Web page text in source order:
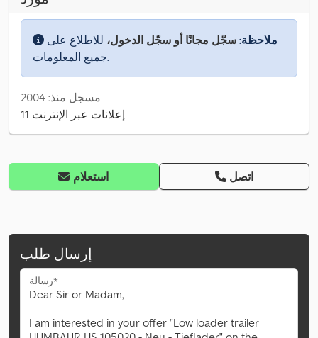
ملاحظة: سجّل مجانًا أو سجّل الدخول، للاطلاع على
جميع المعلومات.
مسجل منذ: 2004
11 إعلانات عبر الإنترنت
استعلام اتصل
إرسال طلب
رسالة*